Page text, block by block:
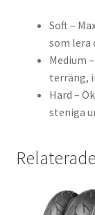
Soft –
som lera
Medium
terräng,
Hard –
steniga